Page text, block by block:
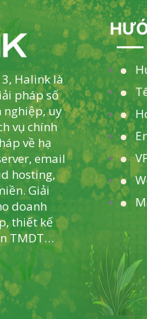
Halink là
pháp số
nghiệp, uy
vụ chính
về hạ
email
hosting,
Giải
doanh
thiết kế
TMDT…